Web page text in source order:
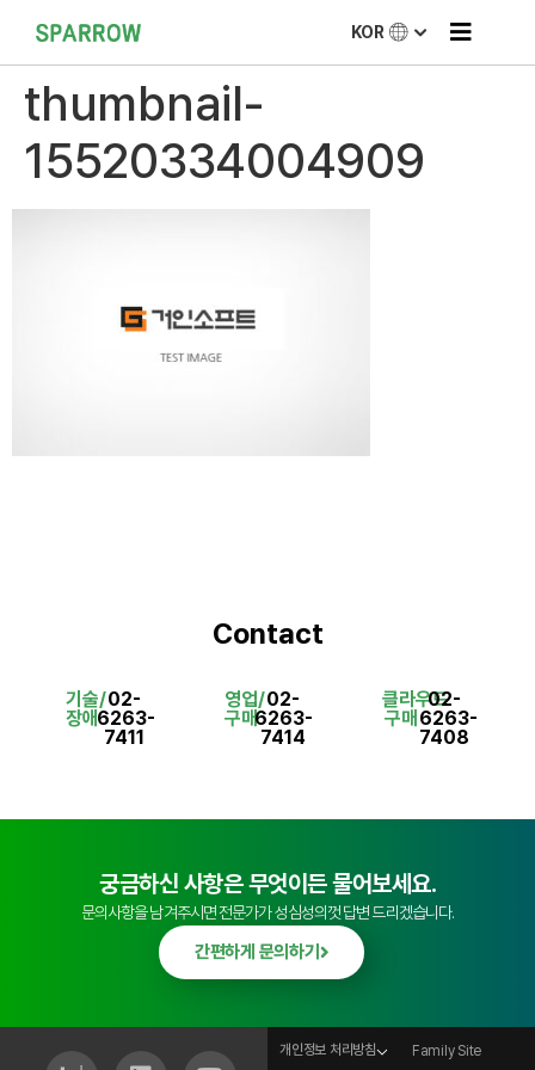
KOR
thumbnail-
15520334004909
Contact
기술/
장애
02-
6263-
7411
영업/
구매
02-
6263-
7414
클라우드
구매
02-
6263-
7408
궁금하신 사항은 무엇이든 물어보세요.
문의사항을 남겨주시면 전문가가 성심성의껏 답변 드리겠습니다.
간편하게 문의하기
개인정보 처리방침 Family Site